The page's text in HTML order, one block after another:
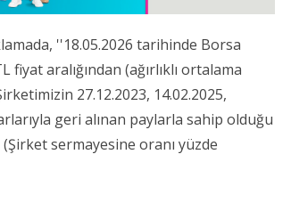
''18.05.2026 tarihinde Borsa
aralığından (ağırlıklı ortalama
27.12.2023, 14.02.2025,
geri alınan paylarla sahip olduğu
(Şirket sermayesine oranı yüzde